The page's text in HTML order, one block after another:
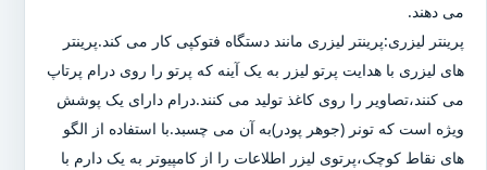
می دهند.
پرینتر لیزری:پرینتر لیزری مانند دستگاه فتوکپی کار می کند.پرینتر
های لیزری با هدایت پرتو لیزر به یک آینه که پرتو را روی درام پرتاپ
می کنند،تصاویر را روی کاغذ تولید می کنند.درام دارای یک پوشش
ویژه است که تونر (جوهر پودر)به آن می چسبد.با استفاده از الگو
های نقاط کوچک،پرتوی لیزر اطلاعات را از کامپیوتر به یک دارم با